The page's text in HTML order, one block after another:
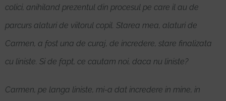
colici, anihiland prezentul din procesul pe care il au de
parcurs alaturi de viitorul copil. Starea mea, alaturi de
Carmen, a fost una de curaj, de incredere, stare finalizata
cu liniste. Si de fapt, ce cautam noi, daca nu liniste?
Carmen, pe langa liniste, mi-a dat incredere in mine, in